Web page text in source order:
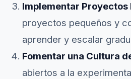
Implementar Proyectos
proyectos pequeños y
aprender y escalar
Fomentar una Cultura
abiertos a la